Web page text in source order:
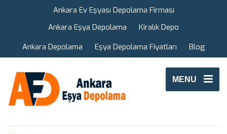
Ankara Ev Eşyası Depolama Firması
Ankara Eşya Depolama
Kiralık Depo
Ankara Depolama
Eşya Depolama Fiyatları Blog
MENU